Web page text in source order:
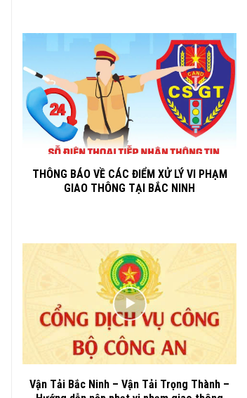
THÔNG BÁO VỀ CÁC ĐIỂM XỬ LÝ VI PHẠM
GIAO THÔNG TẠI BẮC NINH
Vận Tải Bắc Ninh – Vận Tải Trọng Thành –